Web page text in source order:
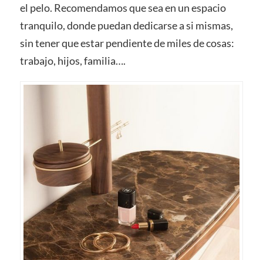
el pelo. Recomendamos que sea en un espacio
tranquilo, donde puedan dedicarse a si mismas,
sin tener que estar pendiente de miles de cosas:
trabajo, hijos, familia….